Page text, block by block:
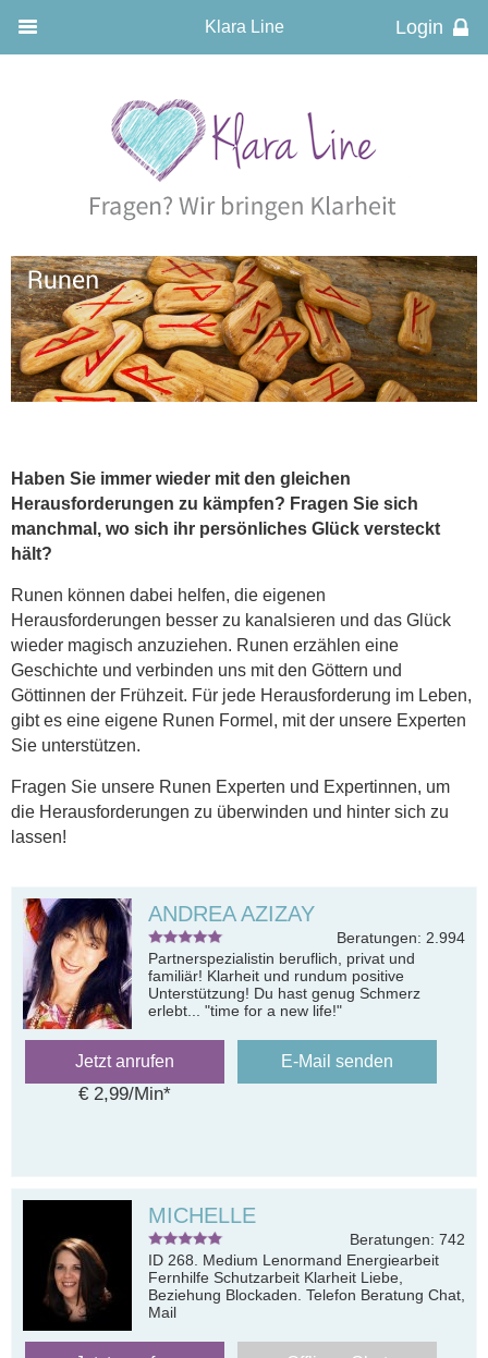
Klara Line
Haben Sie immer wieder mit den gleichen
Herausforderungen zu kämpfen? Fragen Sie sich
manchmal, wo sich ihr persönliches Glück versteckt
hält?
Runen können dabei helfen, die eigenen
Herausforderungen besser zu kanalsieren und das Glück
wieder magisch anzuziehen. Runen erzählen eine
Geschichte und verbinden uns mit den Göttern und
Göttinnen der Frühzeit. Für jede Herausforderung im Leben,
gibt es eine eigene Runen Formel, mit der unsere Experten
Sie unterstützen.
Fragen Sie unsere Runen Experten und Expertinnen, um
die Herausforderungen zu überwinden und hinter sich zu
lassen!
ANDREA AZIZAY
Beratungen: 2.994
Partnerspezialistin beruflich, privat und
familiär! Klarheit und rundum positive
Unterstützung! Du hast genug Schmerz
erlebt... "time for a new life!"
Jetzt anrufen
€ 2,99/Min*
E-Mail senden
MICHELLE
Beratungen: 742
ID 268. Medium Lenormand Energiearbeit
Fernhilfe Schutzarbeit Klarheit Liebe,
Beziehung Blockaden. Telefon Beratung Chat,
Mail